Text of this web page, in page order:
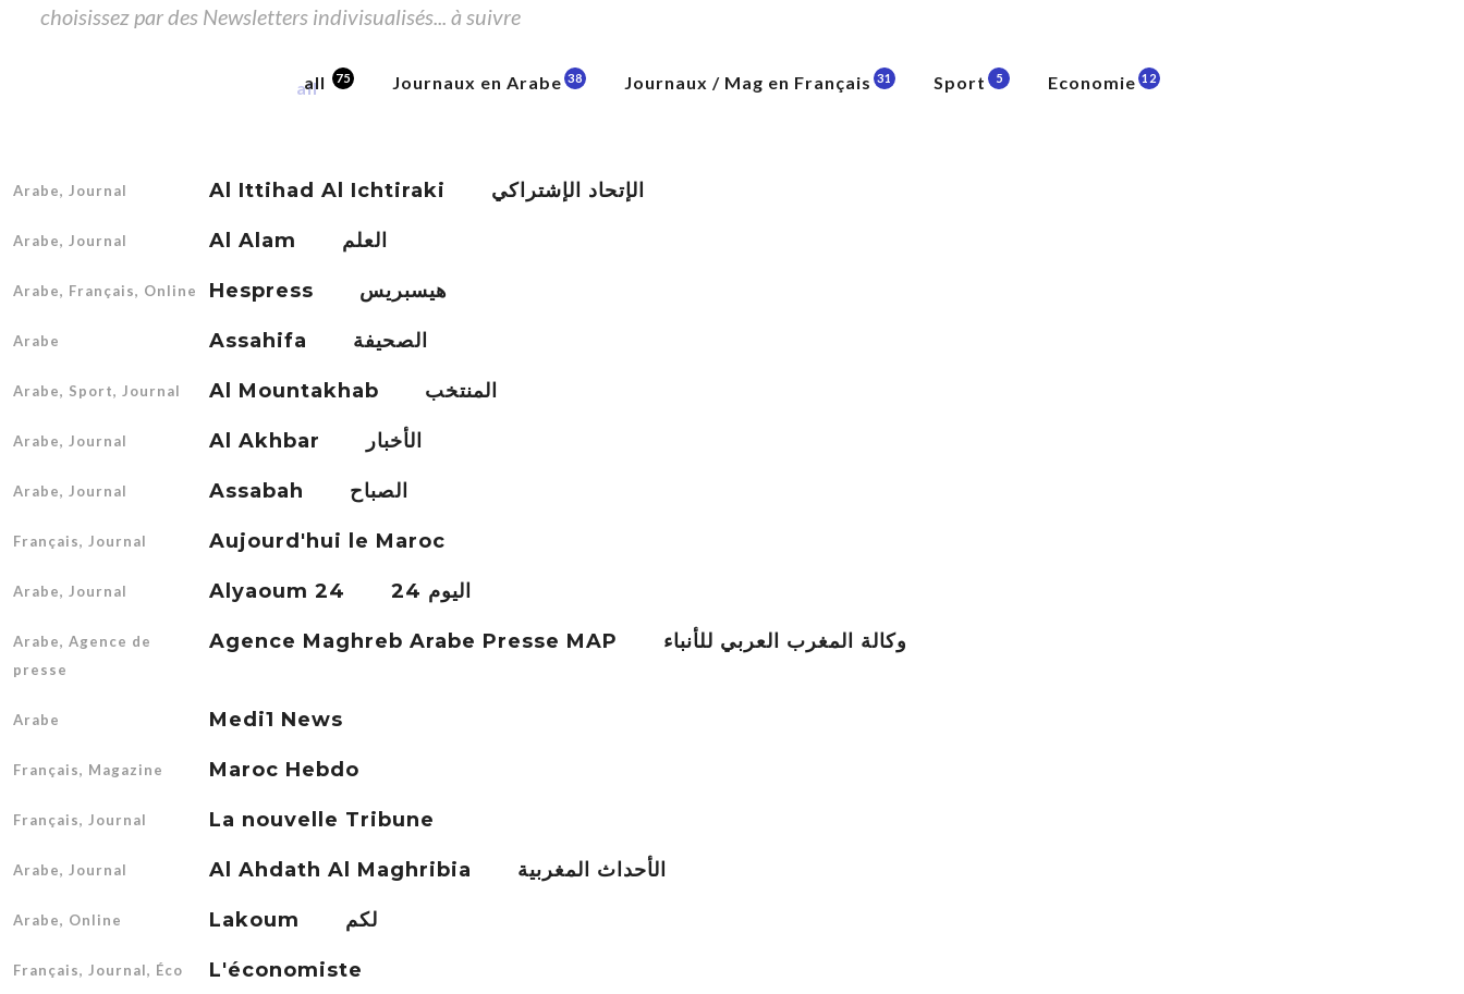
choisissez par des Newsletters indivisualisés... à suivre
all 75 Journaux en Arabe 38 Journaux / Mag en Français 31 Sport 5 Economie 12
Arabe, Journal Al Ittihad Al Ichtiraki الإتحاد الإشتراكي
Arabe, Journal Al Alam العلم
Arabe, Français, Online Hespress هيسبريس
Arabe Assahifa الصحيفة
Arabe, Sport, Journal Al Mountakhab المنتخب
Arabe, Journal Al Akhbar الأخبار
Arabe, Journal Assabah الصباح
Français, Journal Aujourd'hui le Maroc
Arabe, Journal Alyaoum 24 اليوم 24
Arabe, Agence de
presse
Agence Maghreb Arabe Presse MAP وكالة المغرب العربي للأنباء
Arabe Medi1 News
Français, Magazine Maroc Hebdo
Français, Journal La nouvelle Tribune
Arabe, Journal Al Ahdath Al Maghribia الأحداث المغربية
Arabe, Online Lakoum لكم
Français, Journal, Éco L'économiste